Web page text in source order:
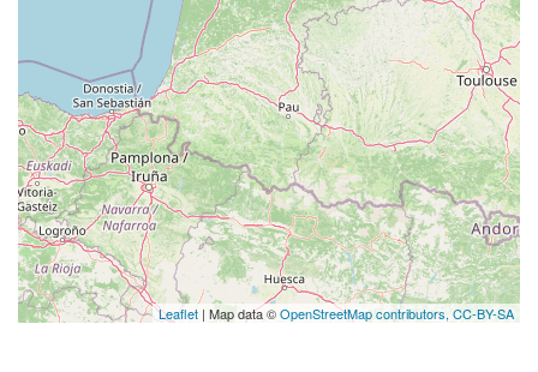
Leaflet | Map data ©OpenStreetMap contributors, CC-BY-SA